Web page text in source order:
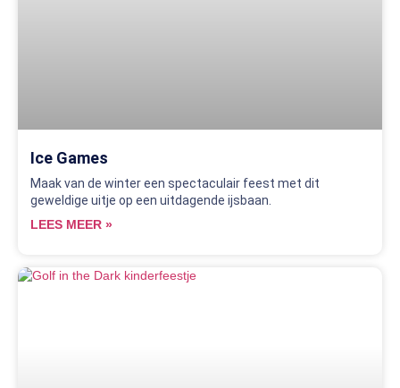
Ice Games
Maak van de winter een spectaculair feest met dit
geweldige uitje op een uitdagende ijsbaan.
LEES MEER »